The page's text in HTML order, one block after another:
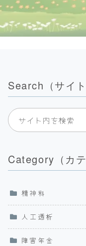
Search（サイト
Category（カ
精神科
人工透析
障害年金